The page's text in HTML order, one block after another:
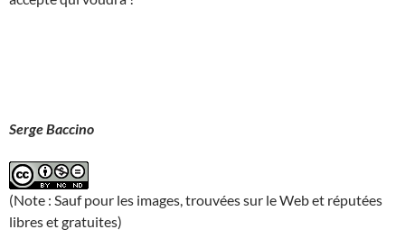
Serge Baccino
(Note : Sauf pour les images, trouvées sur le Web et réputées
libres et gratuites)